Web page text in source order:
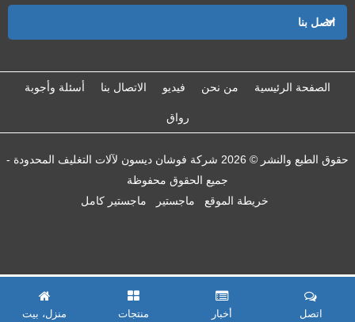
اتصل بنا
الصفحة الرئيسية من نحن فيديو الاتصال بنا أسئلة وأجوبة
رواق
حقوق الطبع والنشر © 2026 شركة فوشان ديسون لآلات التغليف المحدودة -
جميع الحقوق محفوظة
خريطة الموقع
ماجستير ماجستير كامل
منزل، بيت منتجات أخبار اتصل